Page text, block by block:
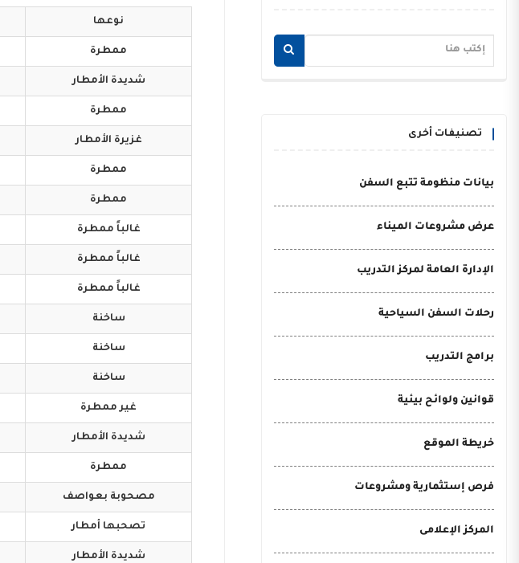
تصنيفات أخرى
بيانات منظومة تتبع السفن
عرض مشروعات الميناء
الإدارة العامة لمركز التدريب
رحلات السفن السياحية
برامج التدريب
قوانين ولوائح بيئية
خريطة الموقع
فرص إستثمارية ومشروعات
المركز الإعلامى
نوعها
ممطرة
شديدة الأمطار
ممطرة
غزيرة الأمطار
ممطرة
ممطرة
غالباً ممطرة
غالباً ممطرة
غالباً ممطرة
ساخنة
ساخنة
ساخنة
غير ممطرة
شديدة الأمطار
ممطرة
مصحوبة بعواصف
تصحبها أمطار
شديدة الأمطار